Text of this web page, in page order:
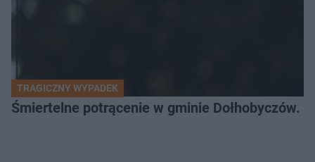
TRAGICZNY WYPADEK
Śmiertelne potrącenie w gminie Dołhobyczów.